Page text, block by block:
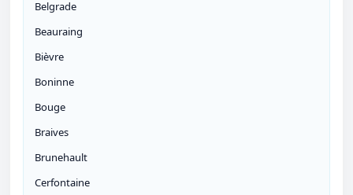
Belgrade
Beauraing
Bièvre
Boninne
Bouge
Braives
Brunehault
Cerfontaine